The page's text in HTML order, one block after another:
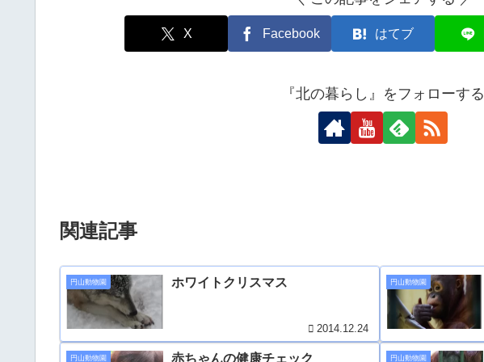
X Facebook はてブ
『北の暮らし』をフォローする
関連記事
円山動物園 ホワイトクリスマス
2014.12.24
円山動物園
円山動物園 赤ちゃんの健康チェック 円山動物園